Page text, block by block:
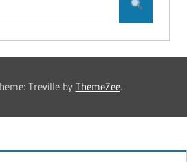
Treville by ThemeZee.